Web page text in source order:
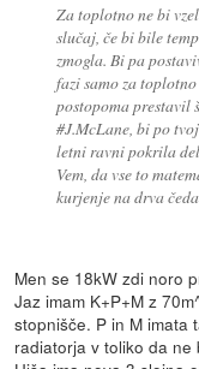
Za toplotno ne bi
slučaj, če bi bile
zmogla. Bi pa
fazi samo za
postopoma prestavil
#J.McLane, bi po
letni ravni pokrila
Vem, da vse to
kurjenje na drva
Men se 18kW zdi noro
Jaz imam K+P+M z
stopnišče. P in M imata
radiatorja v toliko da